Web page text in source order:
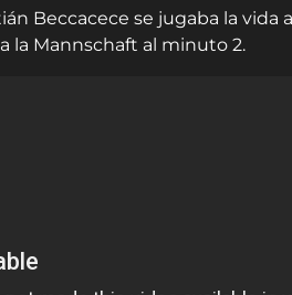
Beccacece se jugaba la vida
la Mannschaft al minuto 2.